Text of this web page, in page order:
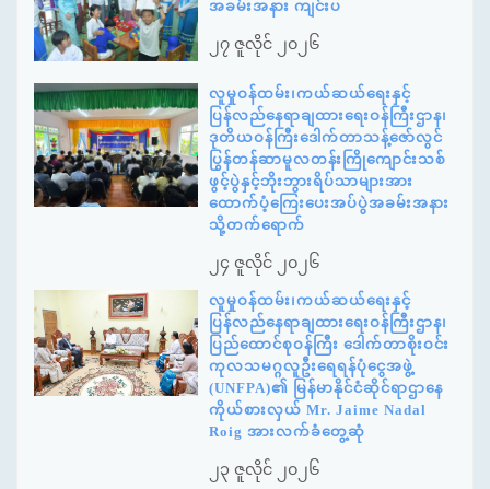
အခမ်းအနား ကျင်းပ
၂၇ ဇူလိုင် ၂၀၂၆
လူမှုဝန်ထမ်း၊ကယ်ဆယ်ရေးနှင့်
ပြန်လည်နေရာချထားရေးဝန်ကြီးဌာန၊
ဒုတိယဝန်ကြီးဒေါက်တာသန့်ဇော်လွင်
ပြွန်တန်ဆာမူလတန်းကြိုကျောင်းသစ်
ဖွင့်ပွဲနှင့်ဘိုးဘွားရိပ်သာများအား
ထောက်ပံ့ကြေးပေးအပ်ပွဲအခမ်းအနား
သို့တက်ရောက်
၂၄ ဇူလိုင် ၂၀၂၆
လူမှုဝန်ထမ်း၊ကယ်ဆယ်ရေးနှင့်
ပြန်လည်နေရာချထားရေးဝန်ကြီးဌာန၊
ပြည်ထောင်စုဝန်ကြီး ဒေါက်တာစိုးဝင်း
ကုလသမဂ္ဂလူဦးရေရန်ပုံငွေအဖွဲ့
(UNFPA)၏ မြန်မာနိုင်ငံဆိုင်ရာဌာနေ
ကိုယ်စားလှယ် Mr. Jaime Nadal
Roig အားလက်ခံတွေ့ဆုံ
၂၃ ဇူလိုင် ၂၀၂၆